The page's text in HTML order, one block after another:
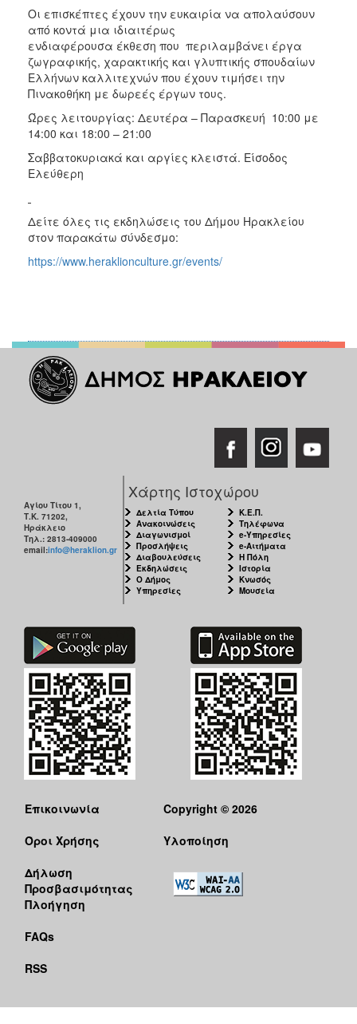
Οι επισκέπτες έχουν την ευκαιρία να απολαύσουν
από κοντά μια ιδιαιτέρως
ενδιαφέρουσα έκθεση που περιλαμβάνει έργα
ζωγραφικής, χαρακτικής και γλυπτικής σπουδαίων
Ελλήνων καλλιτεχνών που έχουν τιμήσει την
Πινακοθήκη με δωρεές έργων τους.
Ώρες λειτουργίας: Δευτέρα – Παρασκευή 10:00 με
14:00 και 18:00 – 21:00
Σαββατοκυριακά και αργίες κλειστά. Είσοδος
Ελεύθερη
Δείτε όλες τις εκδηλώσεις του Δήμου Ηρακλείου
στον παρακάτω σύνδεσμο:
https://www.heraklionculture.gr/events/
Αγίου Τίτου 1,
Τ.Κ. 71202,
Ηράκλειο
Τηλ.: 2813-409000
email:info@heraklion.gr
Χάρτης Ιστοχώρου
Δελτία Τύπου
Ανακοινώσεις
Διαγωνισμοί
Προσλήψεις
Διαβουλεύσεις
Εκδηλώσεις
Ο Δήμος
Υπηρεσίες
Κ.Ε.Π.
Τηλέφωνα
e-Υπηρεσίες
e-Αιτήματα
Η Πόλη
Ιστορία
Κνωσός
Μουσεία
Επικοινωνία
Όροι Χρήσης
Δήλωση
Προσβασιμότητας
Πλοήγηση
FAQs
RSS
Copyright © 2026
Υλοποίηση